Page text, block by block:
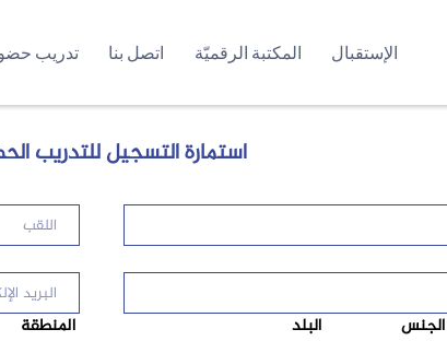
الإستقبال المكتبة الرقميّة اتصل بنا تدريب
استمارة التسجيل للتدريب
الجنس البلد المنطقة